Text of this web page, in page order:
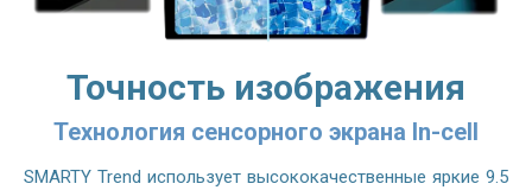
Точность изображения
Технология сенсорного экрана In-cell
SMARTY Trend использует высококачественные яркие 9.5